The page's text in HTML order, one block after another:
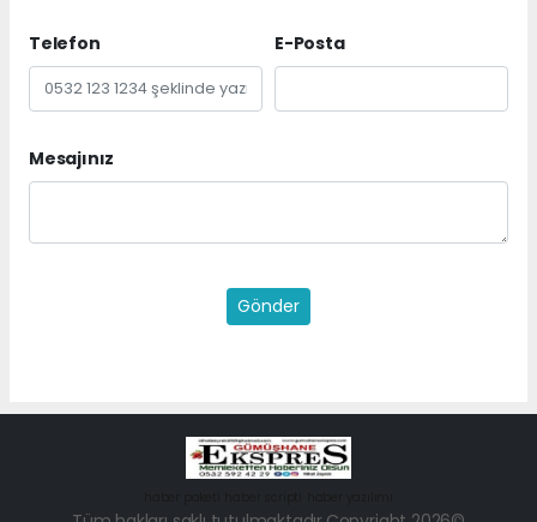
Telefon E-Posta
Mesajınız
Gönder